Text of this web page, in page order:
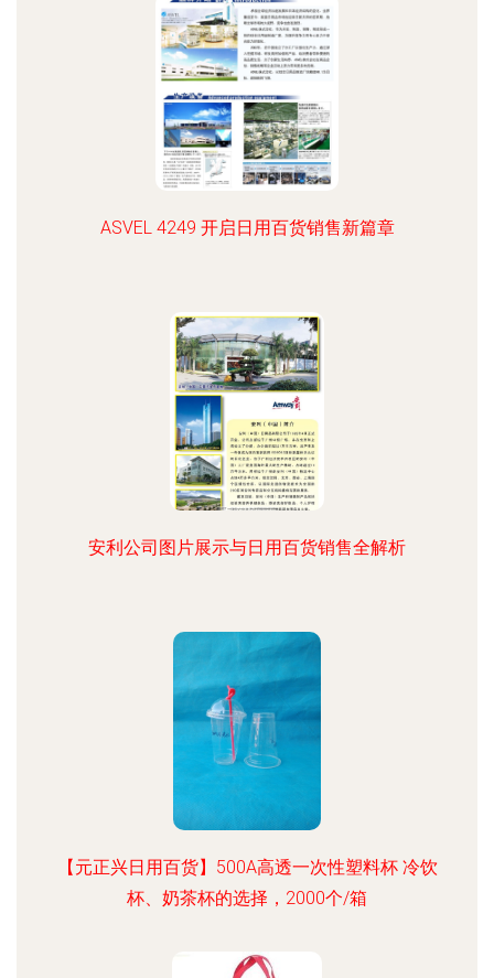
ASVEL 4249 开启日用百货销售新篇章
安利公司图片展示与日用百货销售全解析
【元正兴日用百货】500A高透一次性塑料杯 冷饮
杯、奶茶杯的选择，2000个/箱